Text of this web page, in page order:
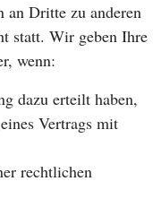
an Dritte zu anderen
statt. Wir geben Ihre
wenn:
dazu erteilt haben,
Vertrags mit
rechtlichen